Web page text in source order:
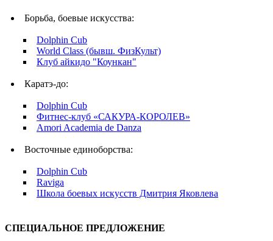
Борьба, боевые искусства:
Dolphin Cub
World Class (бывш. ФизКульт)
Клуб айкидо "Коункан"
Каратэ-до:
Dolphin Cub
Фитнес-клуб «САКУРА-КОРОЛЕВ»
Amori Academia de Danza
Восточные единоборства:
Dolphin Cub
Raviga
Школа боевых искусств Дмитрия Яковлева
СПЕЦИАЛЬНОЕ ПРЕДЛОЖЕНИЕ